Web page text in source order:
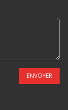
ENVOYER